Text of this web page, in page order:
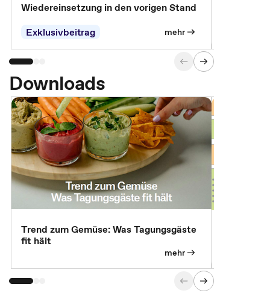
Wiedereinsetzung in den vorigen Stand
Exklusivbeitrag
mehr
Downloads
Trend zum Gemüse: Was Tagungsgäste
fit hält
mehr